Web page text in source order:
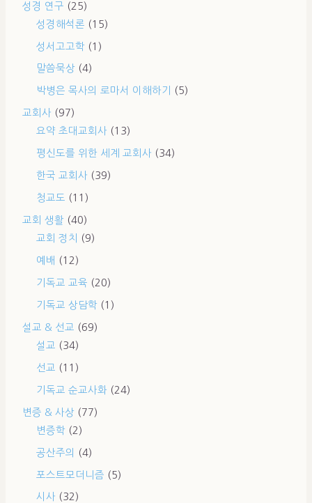
성경 연구 (25)
성경해석론 (15)
성서고고학 (1)
말씀묵상 (4)
박병은 목사의 로마서 이해하기 (5)
교회사 (97)
요약 초대교회사 (13)
평신도를 위한 세계 교회사 (34)
한국 교회사 (39)
청교도 (11)
교회 생활 (40)
교회 정치
(9)
예배 (12)
기독교 교육 (20)
기독교 상담학 (1)
설교 & 선교 (69)
설교 (34)
선교 (11)
기독교 순교사화 (24)
변증 & 사상 (77)
변증학 (2)
공산주의 (4)
포스트모더니즘 (5)
시사 (32)